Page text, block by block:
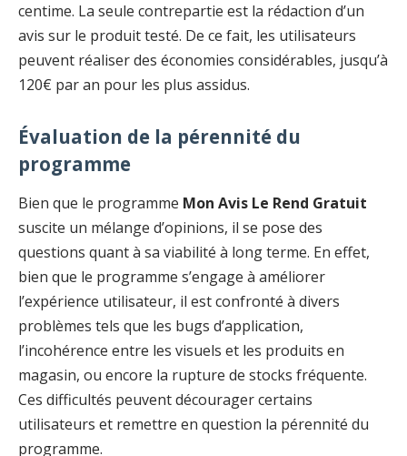
centime. La seule contrepartie est la rédaction d’un
avis sur le produit testé. De ce fait, les utilisateurs
peuvent réaliser des économies considérables, jusqu’à
120€ par an pour les plus assidus.
Évaluation de la pérennité du
programme
Bien que le programme Mon Avis Le Rend Gratuit
suscite un mélange d’opinions, il se pose des
questions quant à sa viabilité à long terme. En effet,
bien que le programme s’engage à améliorer
l’expérience utilisateur, il est confronté à divers
problèmes tels que les bugs d’application,
l’incohérence entre les visuels et les produits en
magasin, ou encore la rupture de stocks fréquente.
Ces difficultés peuvent décourager certains
utilisateurs et remettre en question la pérennité du
programme.